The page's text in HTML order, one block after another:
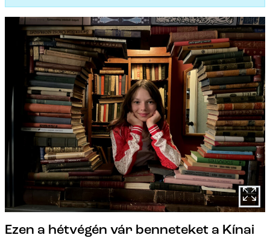
Ezen a hétvégén vár benneteket a Kínai